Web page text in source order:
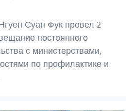
Суан Фук провел 2
постоянного
с министерствами,
по профилактике и